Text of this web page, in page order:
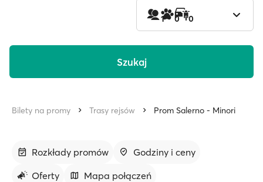
1 0 0
Szukaj
Bilety na promy Trasy rejsów Prom Salerno - Minori
Rozkłady promów
Godziny i ceny
Oferty
Mapa połączeń